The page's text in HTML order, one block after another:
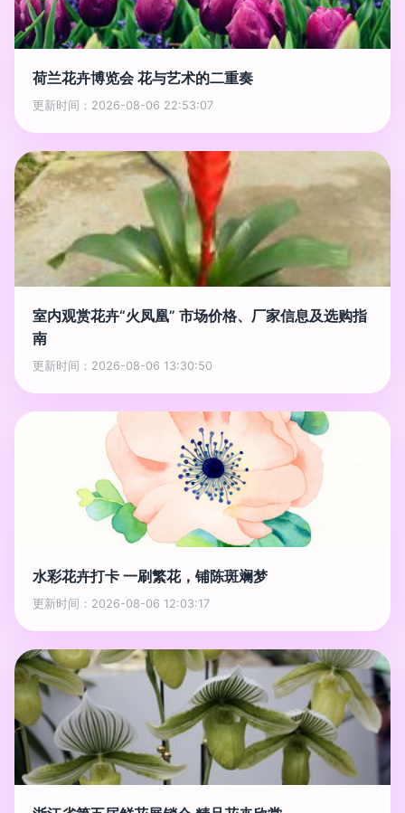
荷兰花卉博览会 花与艺术的二重奏
更新时间：2026-08-06 22:53:07
室内观赏花卉“火凤凰” 市场价格、厂家信息及选购指
南
更新时间：2026-08-06 13:30:50
水彩花卉打卡 一刷繁花，铺陈斑斓梦
更新时间：2026-08-06 12:03:17